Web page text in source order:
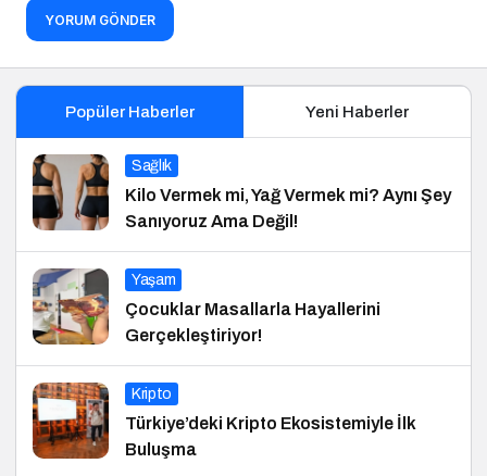
YORUM GÖNDER
Popüler Haberler Yeni Haberler
Sağlık
Kilo Vermek mi, Yağ Vermek mi? Aynı Şey
Sanıyoruz Ama Değil!
Yaşam
Çocuklar Masallarla Hayallerini
Gerçekleştiriyor!
Kripto
Türkiye’deki Kripto Ekosistemiyle İlk
Buluşma